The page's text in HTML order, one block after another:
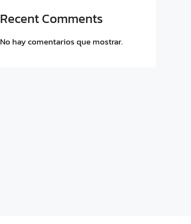
Recent Comments
No hay comentarios que mostrar.